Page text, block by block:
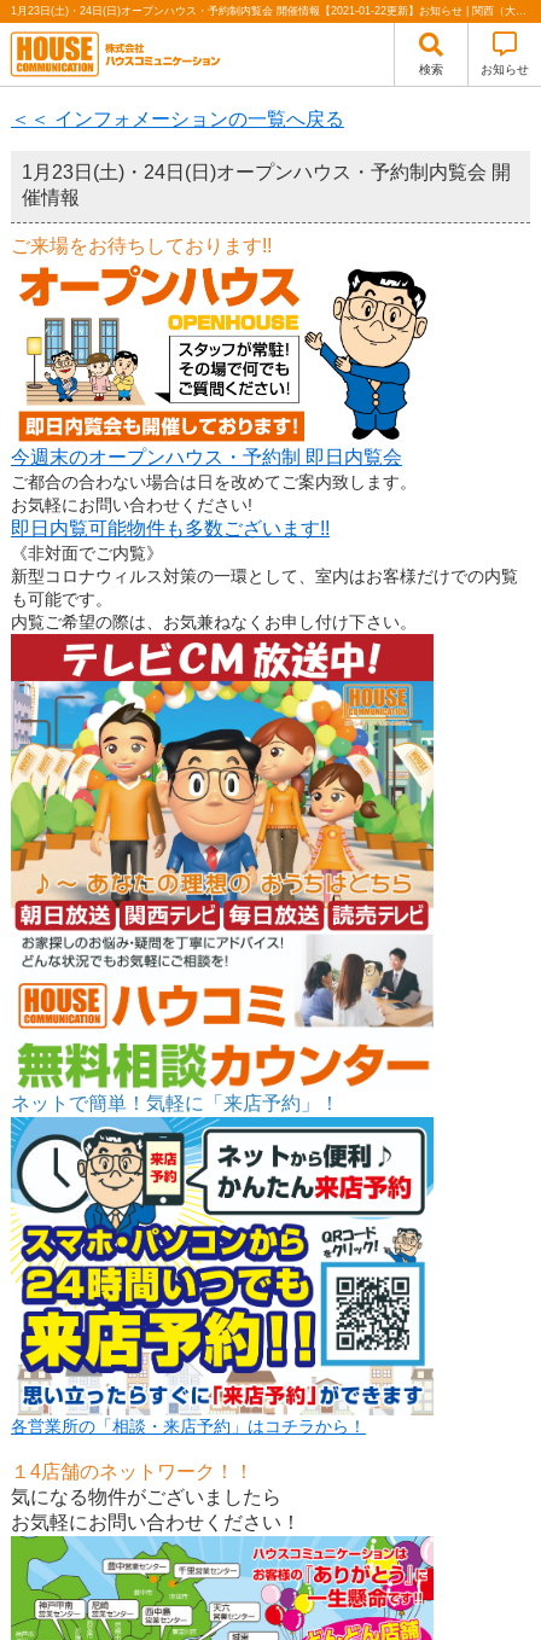
1月23日(土)・24日(日)オープンハウス・予約制内覧会 開催情報【2021-01-22更新】お知らせ | 関西（大阪・北摂・神戸）・関東（東京）で不動産の購入・売却、注文住宅、リノベーションの事なら株式会社ハウスコミュニケーション
検索 お知らせ
＜＜ インフォメーションの一覧へ戻る
1月23日(土)・24日(日)オープンハウス・予約制内覧会 開
催情報
ご来場をお待ちしております!!
今週末のオープンハウス・予約制 即日内覧会
ご都合の合わない場合は日を改めてご案内致します。
お気軽にお問い合わせください!
即日内覧可能物件も多数ございます!!
《非対面でご内覧》
新型コロナウィルス対策の一環として、室内はお客様だけでの内覧
も可能です。
内覧ご希望の際は、お気兼ねなくお申し付け下さい。
ネットで簡単！気軽に「来店予約」！
各営業所の「相談・来店予約」はコチラから！
１4店舗のネットワーク！！
気になる物件がございましたら
お気軽にお問い合わせください！